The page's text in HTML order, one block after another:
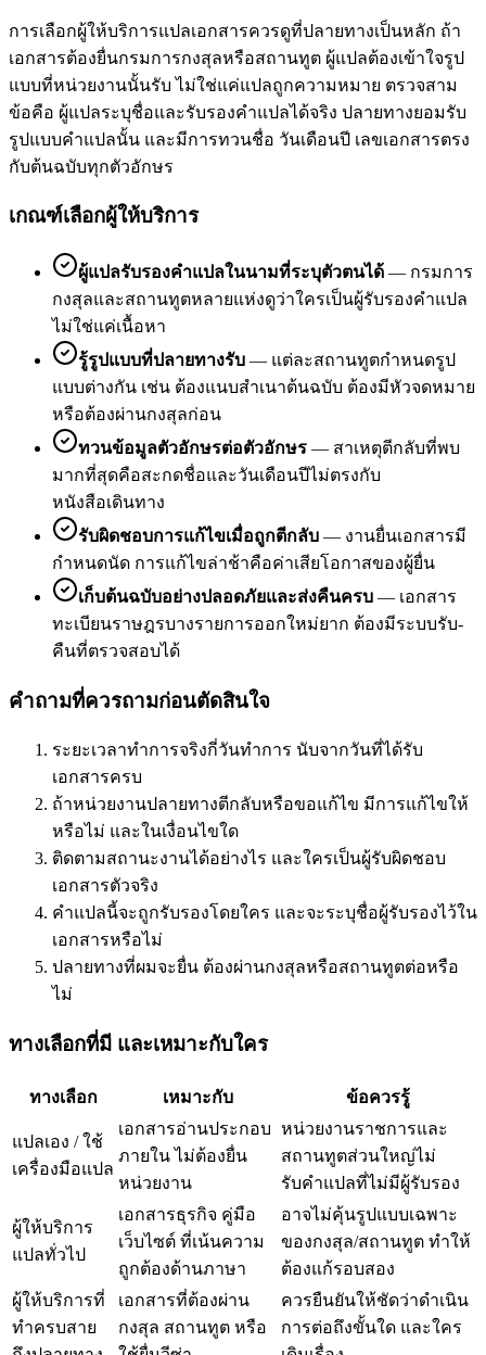
การเลือกผู้ให้บริการแปลเอกสารควรดูที่ปลายทางเป็นหลัก ถ้า
เอกสารต้องยื่นกรมการกงสุลหรือสถานทูต ผู้แปลต้องเข้าใจรูป
แบบที่หน่วยงานนั้นรับ ไม่ใช่แค่แปลถูกความหมาย ตรวจสาม
ข้อคือ ผู้แปลระบุชื่อและรับรองคำแปลได้จริง ปลายทางยอมรับ
รูปแบบคำแปลนั้น และมีการทวนชื่อ วันเดือนปี เลขเอกสารตรง
กับต้นฉบับทุกตัวอักษร
เกณฑ์เลือกผู้ให้บริการ
ผู้แปลรับรองคำแปลในนามที่ระบุตัวตนได้ — กรมการ
กงสุลและสถานทูตหลายแห่งดูว่าใครเป็นผู้รับรองคำแปล
ไม่ใช่แค่เนื้อหา
รู้รูปแบบที่ปลายทางรับ — แต่ละสถานทูตกำหนดรูป
แบบต่างกัน เช่น ต้องแนบสำเนาต้นฉบับ ต้องมีหัวจดหมาย
หรือต้องผ่านกงสุลก่อน
ทวนข้อมูลตัวอักษรต่อตัวอักษร — สาเหตุตีกลับที่พบ
มากที่สุดคือสะกดชื่อและวันเดือนปีไม่ตรงกับ
หนังสือเดินทาง
รับผิดชอบการแก้ไขเมื่อถูกตีกลับ — งานยื่นเอกสารมี
กำหนดนัด การแก้ไขล่าช้าคือค่าเสียโอกาสของผู้ยื่น
เก็บต้นฉบับอย่างปลอดภัยและส่งคืนครบ — เอกสาร
ทะเบียนราษฎรบางรายการออกใหม่ยาก ต้องมีระบบรับ-
คืนที่ตรวจสอบได้
คำถามที่ควรถามก่อนตัดสินใจ
ระยะเวลาทำการจริงกี่วันทำการ นับจากวันที่ได้รับ
เอกสารครบ
ถ้าหน่วยงานปลายทางตีกลับหรือขอแก้ไข มีการแก้ไขให้
หรือไม่ และในเงื่อนไขใด
ติดตามสถานะงานได้อย่างไร และใครเป็นผู้รับผิดชอบ
เอกสารตัวจริง
คำแปลนี้จะถูกรับรองโดยใคร และจะระบุชื่อผู้รับรองไว้ใน
เอกสารหรือไม่
ปลายทางที่ผมจะยื่น ต้องผ่านกงสุลหรือสถานทูตต่อหรือ
ไม่
ทางเลือกที่มี และเหมาะกับใคร
ทางเลือก เหมาะกับ ข้อควรรู้
แปลเอง / ใช้
เครื่องมือแปล
เอกสารอ่านประกอบ
ภายใน ไม่ต้องยื่น
หน่วยงาน
หน่วยงานราชการและ
สถานทูตส่วนใหญ่ไม่
รับคำแปลที่ไม่มีผู้รับรอง
ผู้ให้บริการ
แปลทั่วไป
เอกสารธุรกิจ คู่มือ
เว็บไซต์ ที่เน้นความ
ถูกต้องด้านภาษา
อาจไม่คุ้นรูปแบบเฉพาะ
ของกงสุล/สถานทูต ทำให้
ต้องแก้รอบสอง
ผู้ให้บริการที่
ทำครบสาย
เอกสารที่ต้องผ่าน
กงสุล สถานทูต หรือ
ควรยืนยันให้ชัดว่าดำเนิน
การต่อถึงขั้นใด และใคร